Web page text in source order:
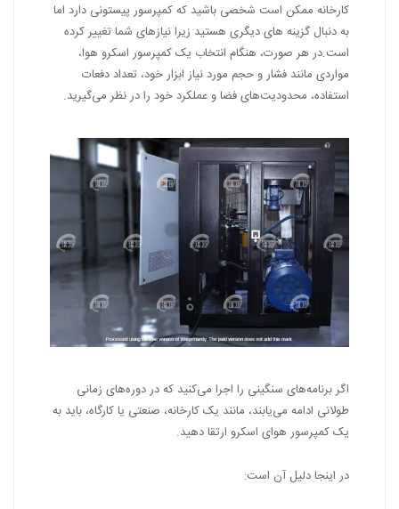
کارخانه ممکن است شخصی باشید که کمپرسور پیستونی دارد اما
به دنبال گزینه های دیگری هستید زیرا نیازهای شما تغییر کرده
است.در هر صورت، هنگام انتخاب یک کمپرسور اسکرو هوا،
مواردی مانند فشار و حجم مورد نیاز ابزار خود، تعداد دفعات
استفاده، محدودیت‌های فضا و عملکرد خود را در نظر می‌گیرید.
اگر برنامه‌های سنگینی را اجرا می‌کنید که در دوره‌های زمانی
طولانی ادامه می‌یابند، مانند یک کارخانه، صنعتی یا کارگاه، باید به
یک کمپرسور هوای اسکرو ارتقا دهید.
در اینجا دلیل آن است: